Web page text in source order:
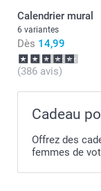
Calendrier mural
6 variantes
Dès 14,99
(386 avis)
Cadeau
Offrez des
femmes de